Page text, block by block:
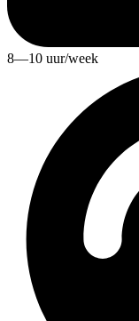
8—10 uur/week